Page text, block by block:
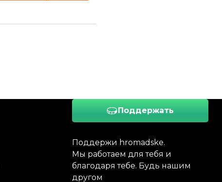
Поддержать
Поддержи hromadske.
Мы работаем для тебя и
благодаря тебе. Будь нашим
другом